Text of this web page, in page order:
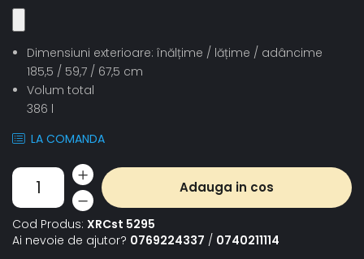
Dimensiuni exterioare: înălțime / lățime / adâncime
185,5 / 59,7 / 67,5 cm
Volum total
386 l
LA COMANDA
Adauga in cos
Cod Produs: XRCst 5295
Ai nevoie de ajutor? 0769224337 / 0740211114